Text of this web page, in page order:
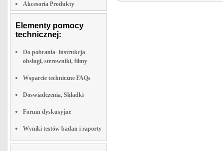
Akcesoria Produkty
Elementy pomocy
technicznej:
Do pobrania- instrukcja
obslugi, sterowniki, filmy
Wsparcie techniczne FAQs
Doswiadczenia, Składki
Forum dyskusyjne
Wyniki testów badan i raporty